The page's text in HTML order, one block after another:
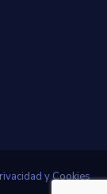
y Cookies